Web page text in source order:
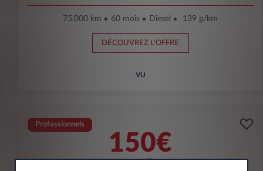
75.000 km 60 mois Diesel 139 g/km
DÉCOUVREZ L'OFFRE
VU
Professionnels
150€
(1)